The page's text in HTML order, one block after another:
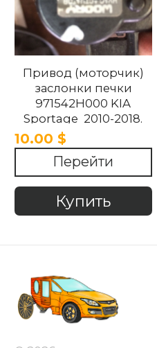
Привод (моторчик)
заслонки печки
971542H000 KIA
Sportage 2010-2018.
10.00 $
Перейти
Купить